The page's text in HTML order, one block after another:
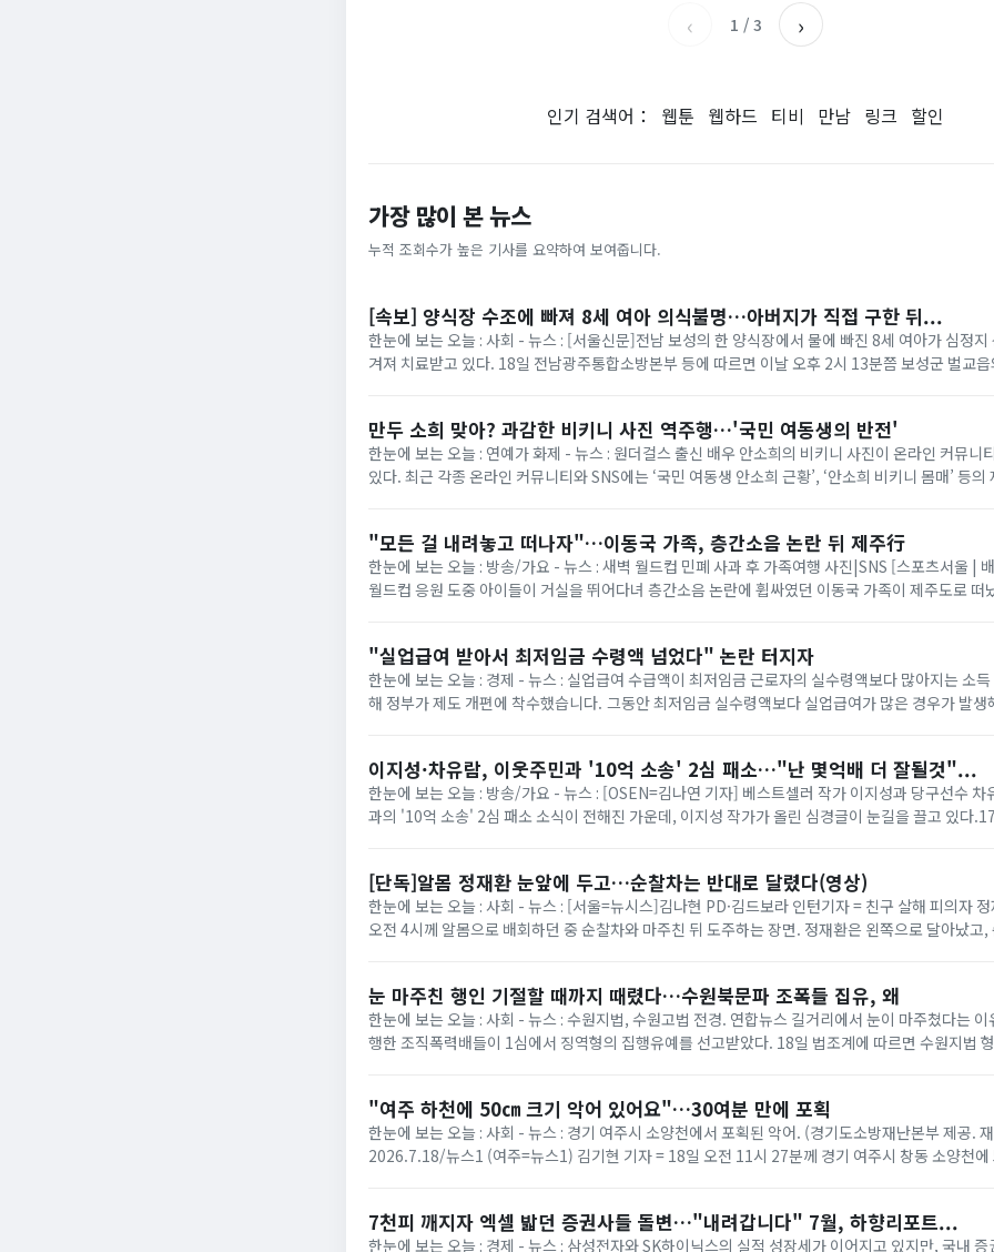
‹ 1 / 3 ›
인기 검색어： 웹툰 웹하드 티비 만남 링크 할인
가장 많이 본 뉴스
누적 조회수가 높은 기사를 요약하여 보여줍니다.
[속보] 양식장 수조에 빠져 8세 여아 의식불명…아버지가 직접 구한 뒤...
한눈에 보는 오늘 : 사회 - 뉴스 : [서울신문]전남 보성의 한 양식장에서 물에 빠진 8세 여아가 심정지
겨져 치료받고 있다. 18일 전남광주통합소방본부 등에 따르면 이날 오후 2시 13분쯤 보성군 벌교
만두 소희 맞아? 과감한 비키니 사진 역주행…'국민 여동생의 반전'
한눈에 보는 오늘 : 연예가 화제 - 뉴스 : 원더걸스 출신 배우 안소희의 비키니 사진이 온라인 커뮤니
있다. 최근 각종 온라인 커뮤니티와 SNS에는 ‘국민 여동생 안소희 근황’, ‘안소희 비키니 몸매’ 등
"모든 걸 내려놓고 떠나자"…이동국 가족, 층간소음 논란 뒤 제주行
한눈에 보는 오늘 : 방송/가요 - 뉴스 : 새벽 월드컵 민폐 사과 후 가족여행 사진|SNS [스포츠서울 |
월드컵 응원 도중 아이들이 거실을 뛰어다녀 층간소음 논란에 휩싸였던 이동국 가족이 제주도로 떠
"실업급여 받아서 최저임금 수령액 넘었다" 논란 터지자
한눈에 보는 오늘 : 경제 - 뉴스 : 실업급여 수급액이 최저임금 근로자의 실수령액보다 많아지는 소
해 정부가 제도 개편에 착수했습니다. 그동안 최저임금 실수령액보다 실업급여가 많은 경우가 발생해 "실업급여가 근로
이지성·차유람, 이웃주민과 '10억 소송' 2심 패소…"난 몇억배 더 잘될것"...
한눈에 보는 오늘 : 방송/가요 - 뉴스 : [OSEN=김나연 기자] 베스트셀러 작가 이지성과 당구선수 차
과의 '10억 소송' 2심 패소 소식이 전해진 가운데, 이지성 작가가 올린 심경글이 눈길을 끌고 있다
[단독]알몸 정재환 눈앞에 두고…순찰차는 반대로 달렸다(영상)
한눈에 보는 오늘 : 사회 - 뉴스 : [서울=뉴시스]김나현 PD·김드보라 인턴기자 = 친구 살해 피의자
오전 4시께 알몸으로 배회하던 중 순찰차와 마주친 뒤 도주하는 장면. 정재환은 왼쪽으로 달아났고
눈 마주친 행인 기절할 때까지 때렸다…수원북문파 조폭들 집유, 왜
한눈에 보는 오늘 : 사회 - 뉴스 : 수원지법, 수원고법 전경. 연합뉴스 길거리에서 눈이 마주쳤다는
행한 조직폭력배들이 1심에서 징역형의 집행유예를 선고받았다. 18일 법조계에 따르면 수원지법
"여주 하천에 50㎝ 크기 악어 있어요"…30여분 만에 포획
한눈에 보는 오늘 : 사회 - 뉴스 : 경기 여주시 소양천에서 포획된 악어. (경기도소방재난본부 제공.
2026.7.18/뉴스1 (여주=뉴스1) 김기현 기자 = 18일 오전 11시 27분께 경기 여주시 창동 소양천에
7천피 깨지자 엑셀 밟던 증권사들 돌변…"내려갑니다" 7월, 하향리포트...
한눈에 보는 오늘 : 경제 - 뉴스 : 삼성전자와 SK하이닉스의 실적 성장세가 이어지고 있지만, 국내